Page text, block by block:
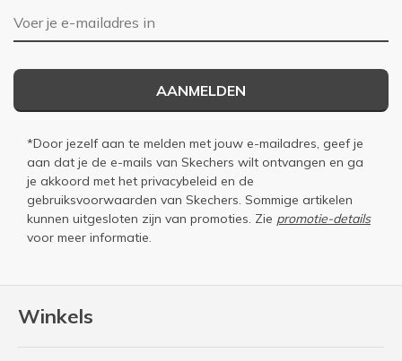
Winkels
E-mailadres
AANMELDEN
*Door jezelf aan te melden met jouw e-mailadres, geef je
aan dat je de e-mails van Skechers wilt ontvangen en ga
je akkoord met het privacybeleid en de
gebruiksvoorwaarden van Skechers. Sommige artikelen
kunnen uitgesloten zijn van promoties. Zie promotie-details
voor meer informatie.